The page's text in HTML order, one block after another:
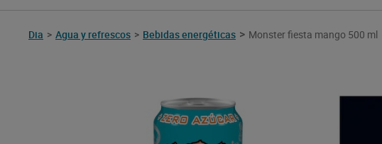
Dia > Agua y refrescos > Bebidas energéticas > Monster fiesta mango 500 ml